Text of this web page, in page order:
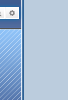
Rechercher